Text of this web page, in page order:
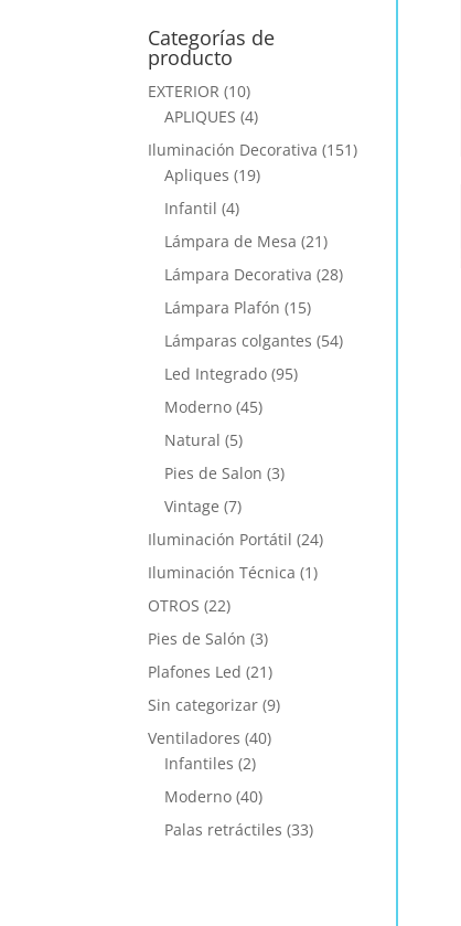
Categorías de
producto
EXTERIOR (10)
APLIQUES (4)
Iluminación Decorativa (151)
Apliques (19)
Infantil (4)
Lámpara de Mesa (21)
Lámpara Decorativa (28)
Lámpara Plafón (15)
Lámparas colgantes (54)
Led Integrado (95)
Moderno (45)
Natural (5)
Pies de Salon (3)
Vintage (7)
Iluminación Portátil (24)
Iluminación Técnica (1)
OTROS (22)
Pies de Salón (3)
Plafones Led (21)
Sin categorizar (9)
Ventiladores (40)
Infantiles (2)
Moderno (40)
Palas retráctiles (33)